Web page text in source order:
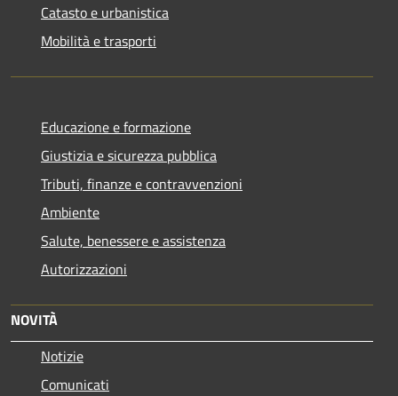
Catasto e urbanistica
Mobilità e trasporti
Educazione e formazione
Giustizia e sicurezza pubblica
Tributi, finanze e contravvenzioni
Ambiente
Salute, benessere e assistenza
Autorizzazioni
NOVITÀ
Notizie
Comunicati